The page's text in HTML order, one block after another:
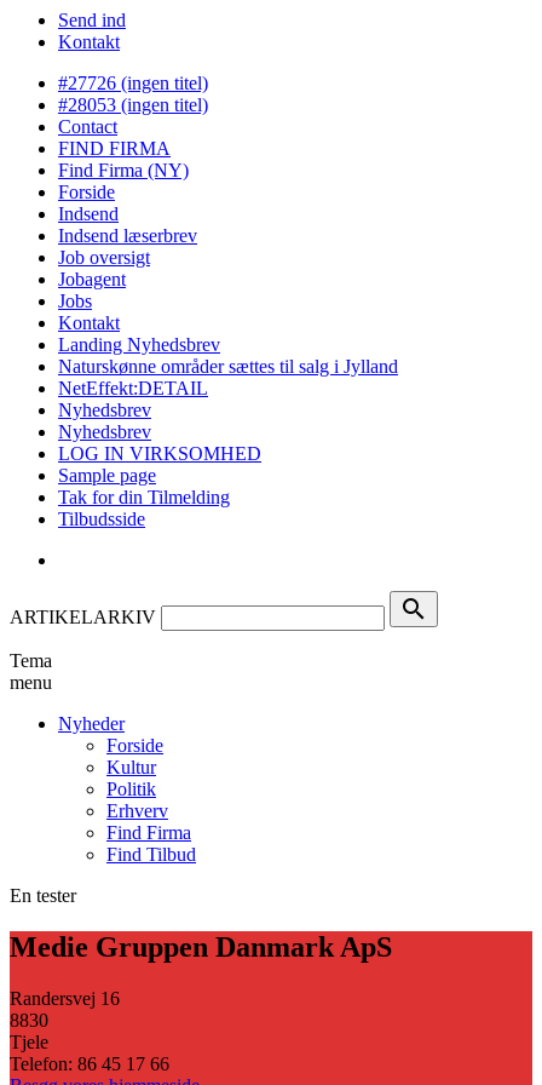
Send ind
Kontakt
#27726 (ingen titel)
#28053 (ingen titel)
Contact
FIND FIRMA
Find Firma (NY)
Forside
Indsend
Indsend læserbrev
Job oversigt
Jobagent
Jobs
Kontakt
Landing Nyhedsbrev
Naturskønne områder sættes til salg i Jylland
NetEffekt:DETAIL
Nyhedsbrev
Nyhedsbrev
LOG IN VIRKSOMHED
Sample page
Tak for din Tilmelding
Tilbudsside
ARTIKELARKIV search
Tema
menu
Nyheder
Forside
Kultur
Politik
Erhverv
Find Firma
Find Tilbud
En tester
Medie Gruppen Danmark ApS
Randersvej 16
8830
Tjele
Telefon: 86 45 17 66